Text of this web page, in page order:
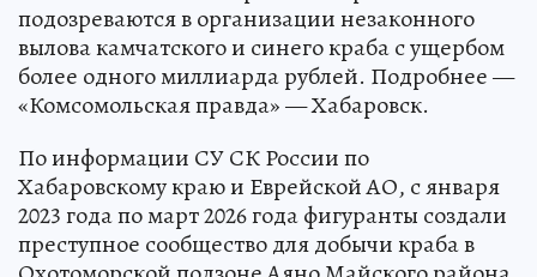
подозреваются в организации незаконного
вылова камчатского и синего краба с ущербом
более одного миллиарда рублей. Подробнее —
«Комсомольская правда» — Хабаровск.
По информации СУ СК России по
Хабаровскому краю и Еврейской АО, с января
2023 года по март 2026 года фигуранты создали
преступное сообщество для добычи краба в